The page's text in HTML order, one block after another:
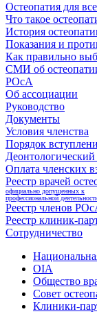
Остеопатия для
Что такое
История
Показания и
Как правильно
СМИ об
РОсА
Об ассоциации
Руководство
Документы
Условия членства
Порядок
Деонтологический
Оплата членских
Реестр врачей
официально допущенных к
профессиональной
Реестр членов
Реестр клиник-
Сотрудничество
OIA
Общество
Совет
Клиники-